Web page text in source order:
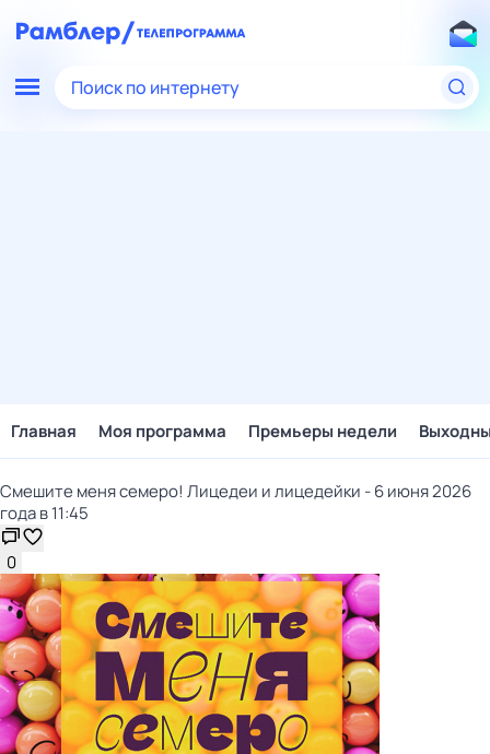
Поиск по интернету
Главная Моя программа Премьеры недели
Смешите меня семеро! Лицедеи и лицедейки - 6 июня 2026
года в 11:45
0